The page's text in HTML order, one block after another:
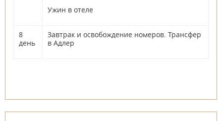
Ужин в отеле
8
день
Завтрак и освобождение номеров. Трансфер
в Адлер